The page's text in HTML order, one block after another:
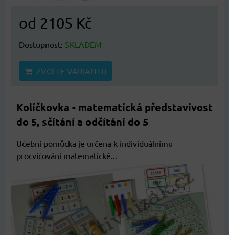
od 2105 Kč
Dostupnost: SKLADEM
ZVOLTE VARIANTU
Kolíčkovka - matematická představivost
do 5, sčítání a odčítání do 5
Učební pomůcka je určena k individuálnímu
procvičování matematické...